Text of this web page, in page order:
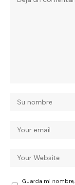
Guarda mi